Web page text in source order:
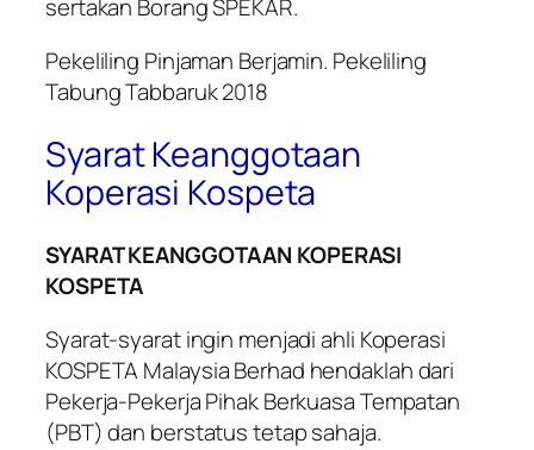
sertakan Borang SPEKAR.
Pekeliling Pinjaman Berjamin. Pekeliling
Tabung Tabbaruk 2018
Syarat Keanggotaan
Koperasi Kospeta
SYARAT KEANGGOTAAN KOPERASI
KOSPETA
Syarat-syarat ingin menjadi ahli Koperasi
KOSPETA Malaysia Berhad hendaklah dari
Pekerja-Pekerja Pihak Berkuasa Tempatan
(PBT) dan berstatus tetap sahaja.